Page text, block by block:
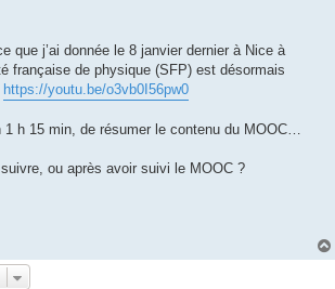
que j’ai donnée le 8 janvier dernier à Nice à
française de physique (SFP) est désormais
https://youtu.be/o3vb0I56pw0
h 15 min, de résumer le contenu du MOOC…
ou après avoir suivi le MOOC ?